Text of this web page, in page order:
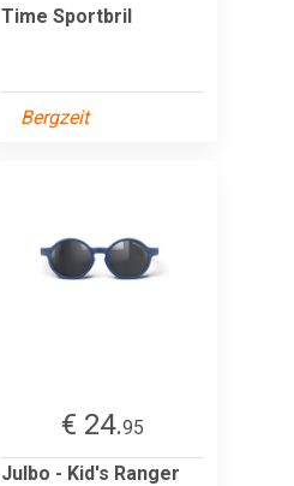
Time Sportbril
Bergzeit
€ 24.95
Julbo - Kid's Ranger